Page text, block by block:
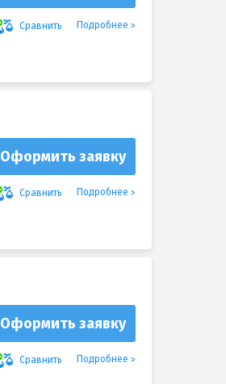
Сравнить Подробнее
Оформить заявку
Сравнить Подробнее
Оформить заявку
Сравнить Подробнее